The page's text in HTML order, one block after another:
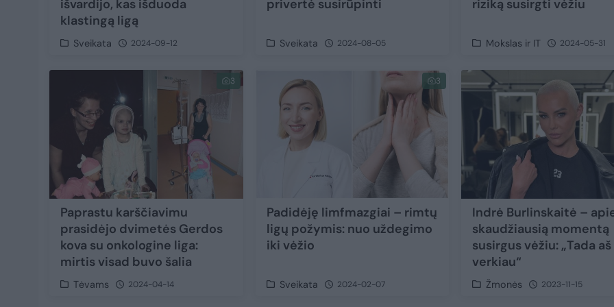
išvardijo, kas išduoda
klastingą ligą
Sveikata 2024-09-12
privertė susirūpinti
Sveikata 2024-08-05
riziką susirgti vėžiu
Mokslas ir IT 2024-05-31
3
Paprastu karščiavimu
prasidėjo dvimetės Gerdos
kova su onkologine liga:
mirtis visad buvo šalia
Tėvams 2024-04-14
3
Padidėję limfmazgiai – rimtų
ligų požymis: nuo uždegimo
iki vėžio
Sveikata 2024-02-07
Indrė Burlinskaitė –
skaudžiausią momentą
susirgus vėžiu: „Tada aš
verkiau“
Žmonės 2023-11-15